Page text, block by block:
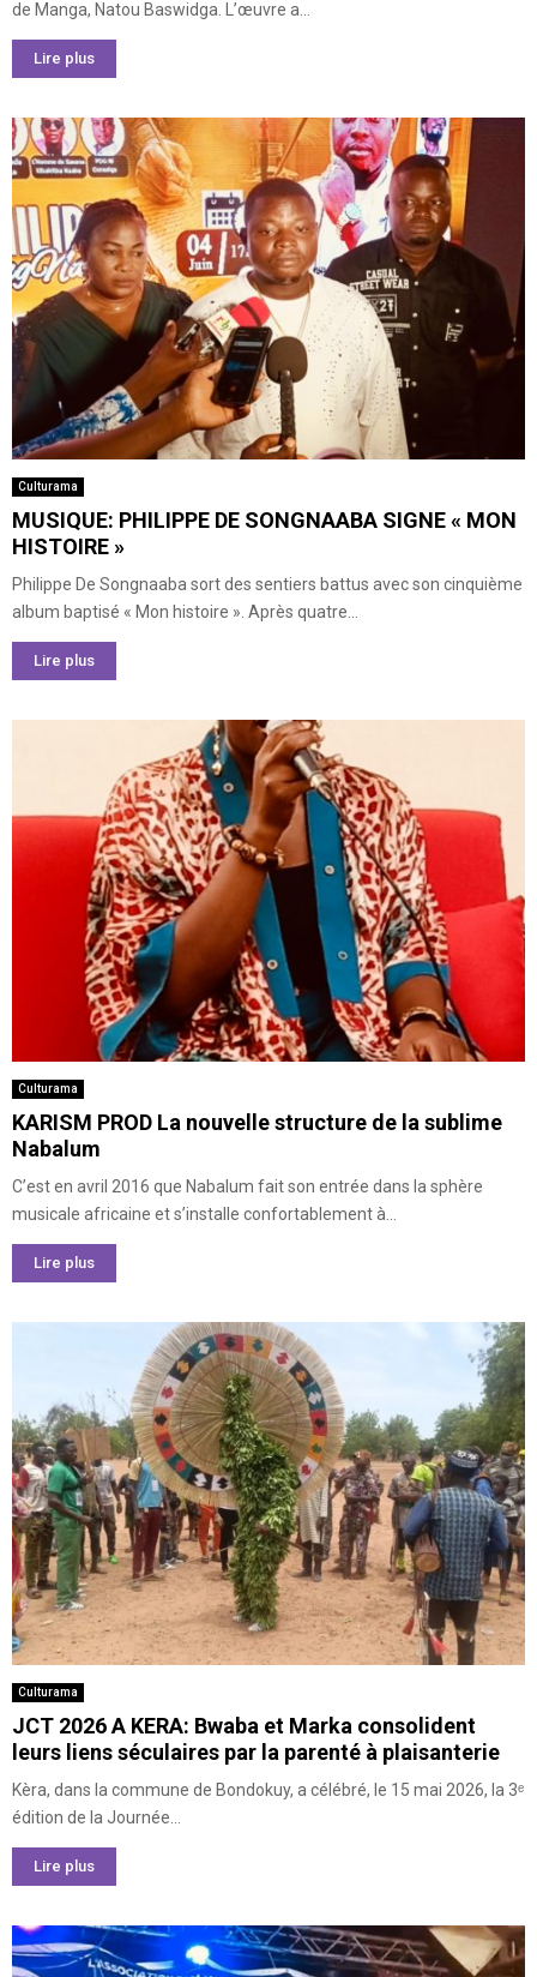
de Manga, Natou Baswidga. L’œuvre a...
Lire plus
Culturama
MUSIQUE: PHILIPPE DE SONGNAABA SIGNE « MON
HISTOIRE »
Philippe De Songnaaba sort des sentiers battus avec son cinquième
album baptisé « Mon histoire ». Après quatre...
Lire plus
Culturama
KARISM PROD La nouvelle structure de la sublime
Nabalum
C’est en avril 2016 que Nabalum fait son entrée dans la sphère
musicale africaine et s’installe confortablement à...
Lire plus
Culturama
JCT 2026 A KERA: Bwaba et Marka consolident
leurs liens séculaires par la parenté à plaisanterie
Kèra, dans la commune de Bondokuy, a célébré, le 15 mai 2026, la 3ᵉ
édition de la Journée...
Lire plus